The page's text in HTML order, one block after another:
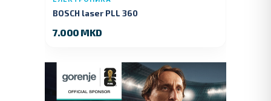
BOSCH laser PLL 360
7.000 MKD